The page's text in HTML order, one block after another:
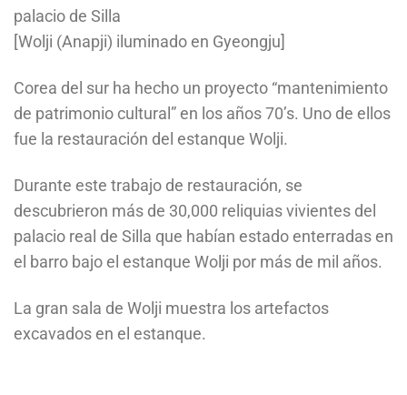
[Wolji (Anapji) iluminado en Gyeongju]
Corea del sur ha hecho un proyecto “mantenimiento
de patrimonio cultural” en los años 70’s. Uno de ellos
fue la restauración del estanque Wolji.
Durante este trabajo de restauración, se
descubrieron más de 30,000 reliquias vivientes del
palacio real de Silla que habían estado enterradas en
el barro bajo el estanque Wolji por más de mil años.
La gran sala de Wolji muestra los artefactos
excavados en el estanque.